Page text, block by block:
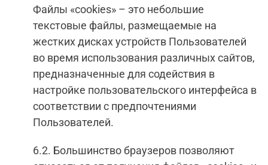
Файлы «cookies» – это небольшие
текстовые файлы, размещаемые на
жестких дисках устройств Пользователей
во время использования различных сайтов,
предназначенные для содействия в
настройке пользовательского интерфейса в
соответствии с предпочтениями
Пользователей.
6.2. Большинство браузеров позволяют